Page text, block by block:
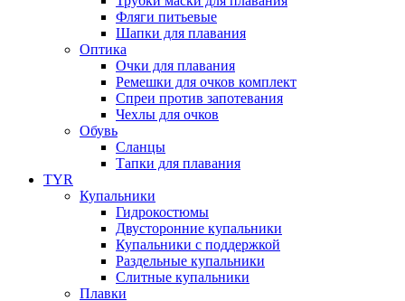
Фляги питьевые
Шапки для плавания
Оптика
Очки для плавания
Ремешки для очков комплект
Спреи против запотевания
Чехлы для очков
Обувь
Сланцы
Тапки для плавания
TYR
Купальники
Гидрокостюмы
Двусторонние купальники
Купальники с поддержкой
Раздельные купальники
Слитные купальники
Плавки